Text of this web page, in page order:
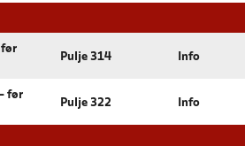
før
Pulje 314 Info
før
Pulje 322 Info